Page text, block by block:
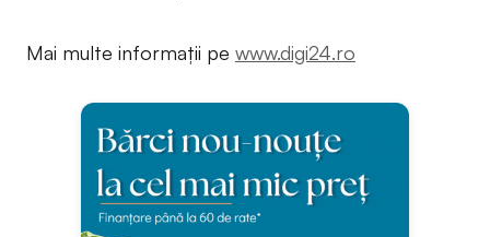
Mai multe informații pe www.digi24.ro